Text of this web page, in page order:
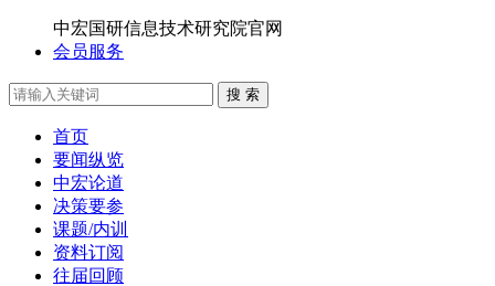
中宏国研信息技术研究院官网
会员服务
搜 索
首页
要闻纵览
中宏论道
决策要参
课题/内训
资料订阅
往届回顾